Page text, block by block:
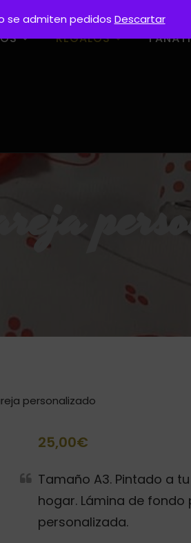
REGALOS
personalizado
25,00€
Tamaño A3. Pintado a
hogar. Lámina de
personalizada.
se admiten pedidos Descartar